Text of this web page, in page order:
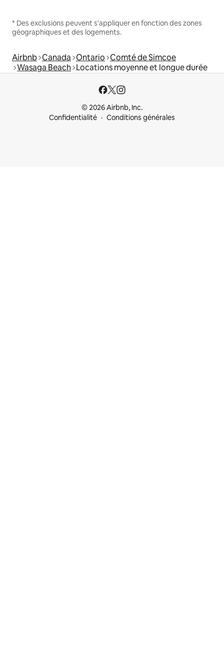
* Des exclusions peuvent s'appliquer en fonction des zones
géographiques et des logements.
Airbnb Canada Ontario Comté de Simcoe
Wasaga Beach Locations moyenne et longue durée
© 2026 Airbnb, Inc.
Confidentialité
Conditions générales